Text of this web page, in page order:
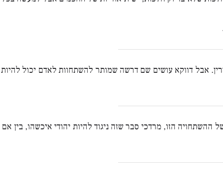
אבל דווקא עושים שם דרשה שמותר להשתחוות לאדם יכול
ההשתחויה הזו, מרדכי סבר שזה ניגוד להיות יהודי איכשהו, בין